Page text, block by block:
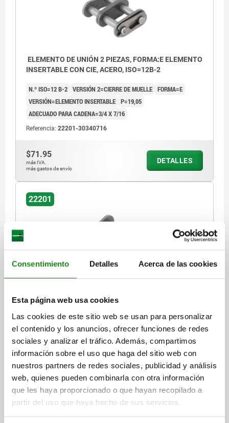
Consentimiento Detalles Acerca de las cookies
Esta página web usa cookies
Las cookies de este sitio web se usan para personalizar
el contenido y los anuncios, ofrecer funciones de redes
sociales y analizar el tráfico. Además, compartimos
información sobre el uso que haga del sitio web con
nuestros partners de redes sociales, publicidad y análisis
web, quienes pueden combinarla con otra información
que les haya proporcionado o que hayan recopilado a
partir del uso que haya hecho de sus servicios.
ELEMENTO DE UNIÓN 2 PIEZAS, FORMA:E ELEMENTO
INSERTABLE CON CIE, ACERO, ISO=12B-2
N.º ISO=12 B-2 VERSIÓN 2=CIERRE DE MUELLE FORMA=E
VERSIÓN=ELEMENTO INSERTABLE P=19,05
ADECUADO PARA CADENA=3/4 X 7/16
Referencia: 22201-30340716
$71.95
más IVA.
más gastos de envío
DETALLES
22201
INSERTABLE CON CIE, ACERO, ISO=16B-2
N.º ISO=16 B-2 VERSIÓN 2=CIERRE DE MUELLE FORMA=E
VERSIÓN=ELEMENTO INSERTABLE P=25,4
ADECUADO PARA CADENA=1 X 17,02 MM
Referencia:22201-31001702
$118.30
más IVA.
más gastos de envío
DETALLES